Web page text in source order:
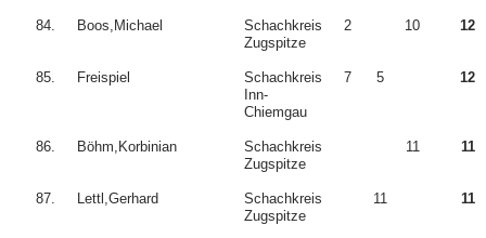
84. Boos,Michael
Schachkreis
Zugspitze
2 10 12
85. Freispiel
Schachkreis
Inn-
Chiemgau
7 5 12
86. Böhm,Korbinian
Schachkreis
Zugspitze
11 11
87. Lettl,Gerhard
Schachkreis
Zugspitze
11 11